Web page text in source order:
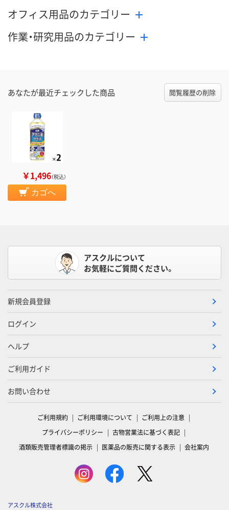
オフィス用品のカテゴリー
作業・研究用品のカテゴリー
あなたが最近チェックした商品 閲覧履歴の削除
￥1,496（税込）
カゴへ
アスクルについて
お気軽にご質問ください。
新規会員登録
ログイン
ヘルプ
ご利用ガイド
お問い合わせ
ご利用規約 ご利用環境について
ご利用上の注意
プライバシーポリシー
古物営業法に基づく表記
酒類販売管理者標識の掲示
医薬品の販売に関する表示 会社案内
アスクル株式会社